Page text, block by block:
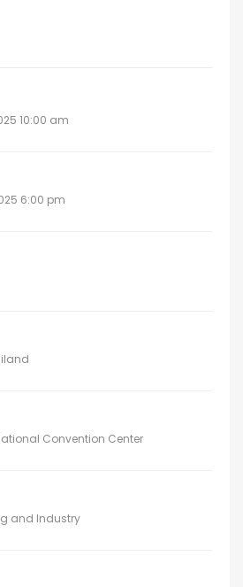
10:00 am
6:00 pm
Convention Center
and Industry